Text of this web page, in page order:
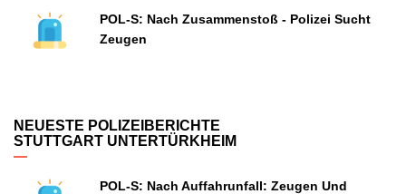
POL-S: Nach Zusammenstoß - Polizei Sucht
Zeugen
NEUESTE POLIZEIBERICHTE
STUTTGART UNTERTÜRKHEIM
POL-S: Nach Auffahrunfall: Zeugen Und